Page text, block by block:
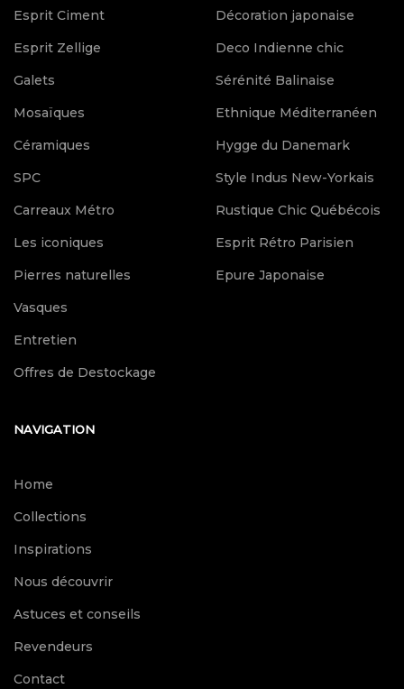
Esprit Ciment
Esprit Zellige
Galets
Mosaïques
Céramiques
SPC
Carreaux Métro
Les iconiques
Pierres naturelles
Vasques
Entretien
Offres de Destockage
Décoration japonaise
Deco Indienne chic
Sérénité Balinaise
Ethnique Méditerranéen
Hygge du Danemark
Style Indus New-Yorkais
Rustique Chic Québécois
Esprit Rétro Parisien
Epure Japonaise
NAVIGATION
Home
Collections
Inspirations
Nous découvrir
Astuces et conseils
Revendeurs
Contact